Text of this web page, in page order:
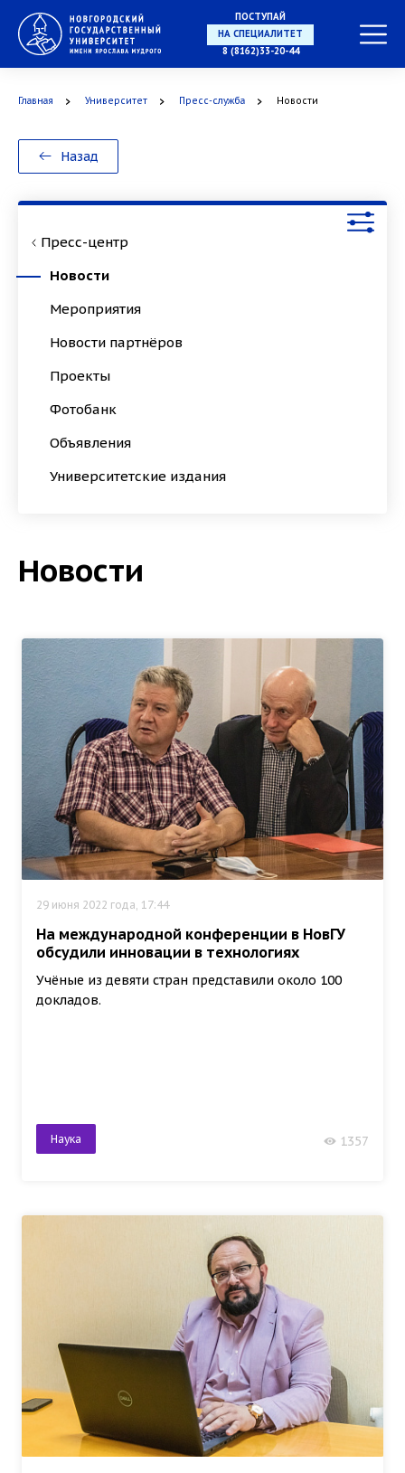
ПОСТУПАЙ
НА СПЕЦИАЛИТЕТ
8 (8162)33-20-44
Главная Университет Пресс-служба Новости
Назад
Пресс-центр
Новости
Мероприятия
Новости партнёров
Проекты
Фотобанк
Объявления
Университетские издания
Новости
29 июня 2022 года, 17:44
На международной конференции в НовГУ
обсудили инновации в технологиях
Учёные из девяти стран представили около 100
докладов.
Наука 1357